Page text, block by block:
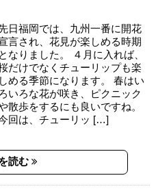
日福岡では、九州一番に開花
言され、花見が楽しめる時期
となりました。 ４月に入れば、
だけでなくチューリップも楽
しめる季節になります。 春はい
いろな花が咲き、ピクニック
散歩をするにも良いですね。
回は、チューリッ […]
読む